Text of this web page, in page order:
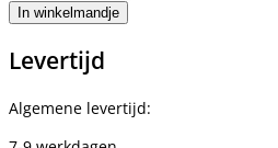
In winkelmandje
Levertijd
Algemene levertijd: